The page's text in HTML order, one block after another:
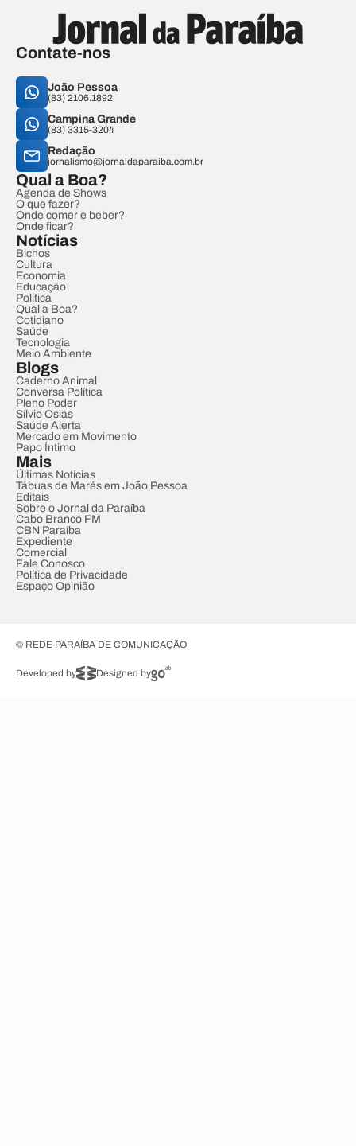
Contate-nos
João Pessoa
(83) 2106.1892
Campina Grande
(83) 3315-3204
Redação
jornalismo@jornaldaparaiba.com.br
Qual a Boa?
Agenda de Shows
O que fazer?
Onde comer e beber?
Onde ficar?
Notícias
Bichos
Cultura
Economia
Educação
Política
Qual a Boa?
Cotidiano
Saúde
Tecnologia
Meio Ambiente
Blogs
Caderno Animal
Conversa Política
Pleno Poder
Sílvio Osias
Saúde Alerta
Mercado em Movimento
Papo Íntimo
Mais
Últimas Notícias
Tábuas de Marés em João Pessoa
Editais
Sobre o Jornal da Paraíba
Cabo Branco FM
CBN Paraíba
Expediente
Comercial
Fale Conosco
Política de Privacidade
Espaço Opinião
© REDE PARAÍBA DE COMUNICAÇÃO
Developed by Designed by